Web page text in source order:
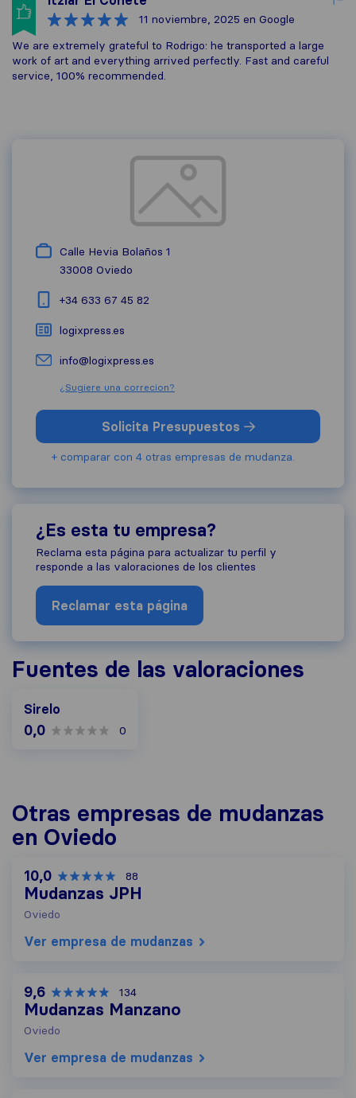
11 noviembre, 2025 en Google
We are extremely grateful to Rodrigo: he transported a large
work of art and everything arrived perfectly. Fast and careful
service, 100% recommended.
Calle Hevia Bolaños 1
33008 Oviedo
+34 633 67 45 82
logixpress.es
info@logixpress.es
¿Sugiere una correcion?
Solicita Presupuestos
+ comparar con 4 otras empresas de mudanza.
¿Es esta tu empresa?
Reclama esta página para actualizar tu perfil y
responde a las valoraciones de los clientes
Reclamar esta página
Fuentes de las valoraciones
Sirelo
0,0 0
Otras empresas de mudanzas
en Oviedo
10,0 88
Mudanzas JPH
Oviedo
Ver empresa de mudanzas
9,6 134
Mudanzas Manzano
Oviedo
Ver empresa de mudanzas